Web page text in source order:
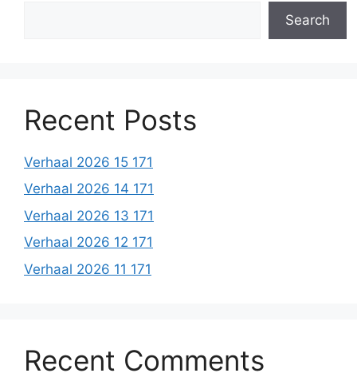
Search
Recent Posts
Verhaal 2026 15 171
Verhaal 2026 14 171
Verhaal 2026 13 171
Verhaal 2026 12 171
Verhaal 2026 11 171
Recent Comments